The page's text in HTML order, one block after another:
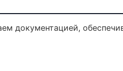
документацией,